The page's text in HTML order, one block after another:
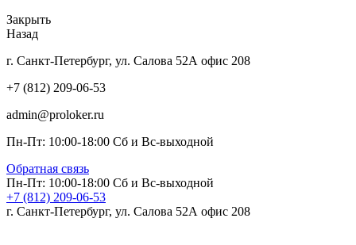
Закрыть
Назад
г. Санкт-Петербург, ул. Салова 52А офис 208
+7 (812) 209-06-53
admin@proloker.ru
Пн-Пт: 10:00-18:00 Сб и Вс-выходной
Обратная связь
Пн-Пт: 10:00-18:00 Сб и Вс-выходной
+7 (812) 209-06-53
г. Санкт-Петербург, ул. Салова 52А офис 208